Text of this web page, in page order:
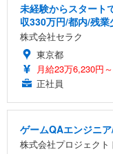
未経験からスタート
収330万円/都内/残業
株式会社セラク
東京都
月給23万6,230円
正社員
ゲームQAエンジニ
株式会社プロジェクト